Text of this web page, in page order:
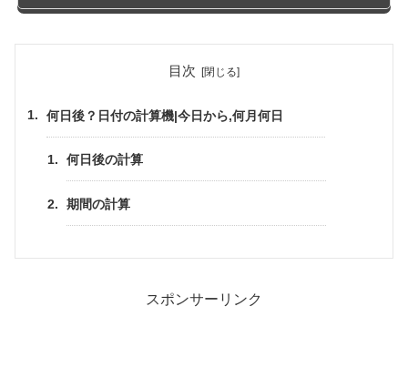
目次
何日後？日付の計算機|今日から,何月何日
何日後の計算
期間の計算
スポンサーリンク